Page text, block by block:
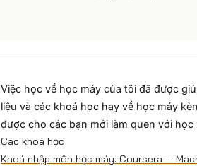
Việc học về học máy của tôi đã được
liệu và các khoá học hay về học máy
được cho các bạn mới làm quen với học
Các khoá học
Khoá nhập môn học máy: Coursera —